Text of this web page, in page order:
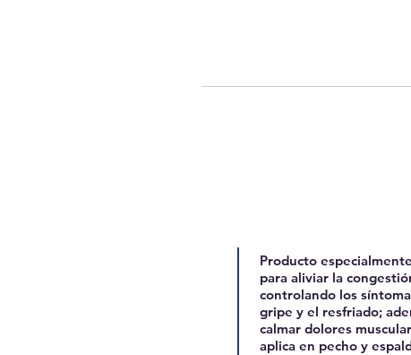
Producto
para aliviar la
controlando los
gripe y el resfriado;
calmar dolores
aplica en pecho y